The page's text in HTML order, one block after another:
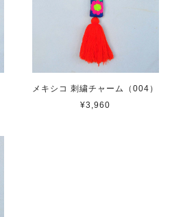
メキシコ 刺繍チャーム（004）
¥3,960